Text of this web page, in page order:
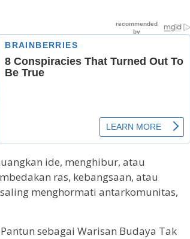
ide, menghibur, atau
ras, kebangsaan, atau
menghormati antarkomunitas,
sebagai Warisan Budaya Tak